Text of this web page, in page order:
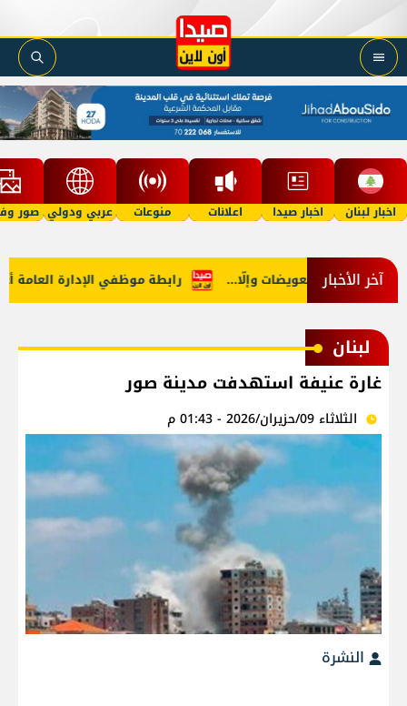
اخبار لبنان اخبار صيدا اعلانات منوعات عربي ودولي صور
آخر الأخبار رابطة موظفي الإدارة العامة في هرمز: تعويضات وإلّا...
لبنان
غارة عنيفة استهدفت مدينة صور
الثلاثاء 09/حزيران/2026 - 01:43 م
النشرة